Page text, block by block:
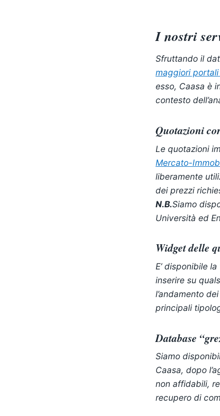
I nostri
Sfruttando il
maggiori
esso, Caasa è
contesto
Quotazioni
Le quotazioni
Mercato-
liberamente
dei prezzi
N.B.Siamo
Università ed
Widget delle
E’ disponibile
inserire su
l’andamento
principali
Database
Siamo
Caasa, dopo
non affidabili,
recupero di